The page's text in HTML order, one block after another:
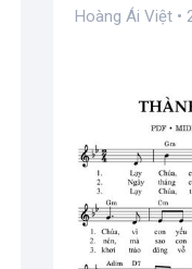
Hoàng Ái Việt •